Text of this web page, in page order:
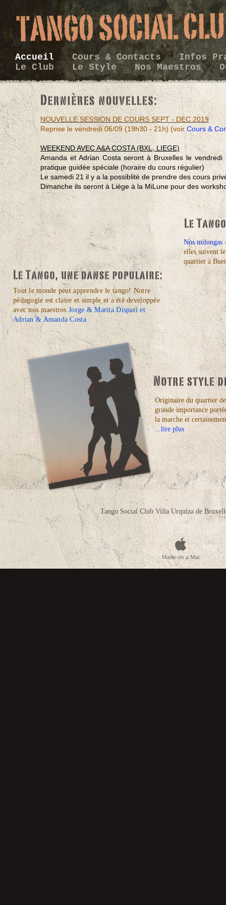
Accueil Cours & Contacts
Infos
Le Club
Le Style Nos Maestros
NOUVELLE SESSION DE COURS SEPT - DEC 2019
Reprise le vendredi 06/09 (19h30 - 21h) (voir Cours &
WEEKEND AVEC A&A COSTA (BXL, LIEGE)
Amanda et Adrian Costa seront à Bruxelles le
pratique guidée spéciale (horaire du cours régulier)
Le samedi 21 il y a la possiblité de prendre des cours
Dimanche ils seront à Liége à la MiLune pour des
Tout le monde peut apprendre le tango! Notre
pédagogie est claire et simple et a été developpée
avec nos maestrosJorge & Marita Dispari et
Adrian & Amanda Costa
Originaire du quartier
grande importance
la marche et
...lire plus
Nos milongas
elles suivent
quartier à
Tango Social Club Villa Urquiza de